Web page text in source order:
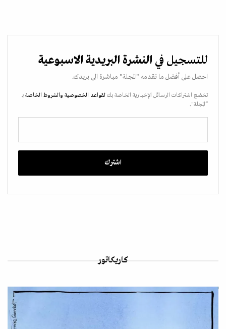
للتسجيل في النشرة البريدية الاسبوعية
احصل على أفضل ما تقدمه "المجلة" مباشرة الى بريدك.
تخضع اشتراكات الرسائل الإخبارية الخاصة بك لقواعد الخصوصية والشروط الخاصة بـ
“المجلة".
كاريكاتور